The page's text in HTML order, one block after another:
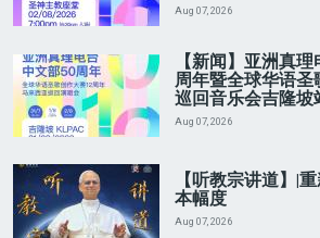
Aug 07, 2026
【新闻】亚洲真
周年暨全球华语
巡回音乐会吉隆坡
Aug 07, 2026
【听教宗讲道】|
本幅度
Aug 07, 2026